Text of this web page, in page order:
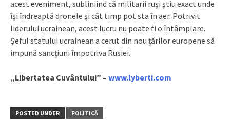
acest eveniment, subliniind că militarii ruși știu exact unde
își îndreaptă dronele și cât timp pot sta în aer. Potrivit
liderului ucrainean, acest lucru nu poate fi o întâmplare.
Șeful statului ucrainean a cerut din nou țărilor europene să
impună sancțiuni împotriva Rusiei.
„Libertatea Cuvântului” – www.lyberti.com
POSTED UNDER POLITICĂ